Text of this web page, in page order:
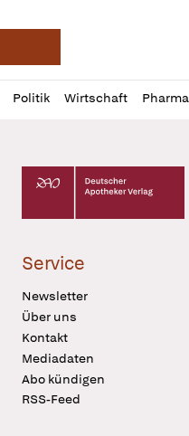
Deutsche
Politik Wirtschaft
Profil
öffnen
Daz
Pur
Deutscher Apotheker
Service
Newsletter
Über uns
Kontakt
Mediadaten
Abo kündigen
RSS-Feed